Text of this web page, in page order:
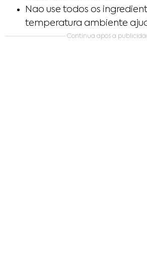
Nao use todos os
temperatura ambiente
Continua apos a